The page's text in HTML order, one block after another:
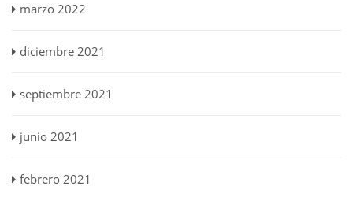
marzo 2022
diciembre 2021
septiembre 2021
junio 2021
febrero 2021